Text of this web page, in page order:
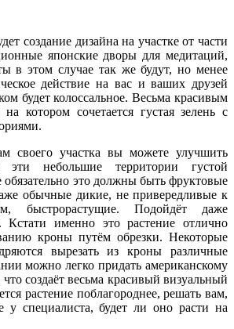
создание дизайна на участке от части
японские дворы для медитаций,
в этом случае так же будут, но менее
действие на вас и ваших друзей
будет колоссальное. Весьма красивым
на котором сочетается густая зелень с
своего участка вы можете улучшить
эти небольшие территории густой
обязательно это должны быть фруктовые
обычные дикие, не привередливые к
быстрорастущие. Подойдёт даже
Кстати именно это растение отлично
кроны путём обрезки. Некоторые
вырезать из кроны различные
можно легко придать американскому
создаёт весьма красивый визуальный
растение поблагороднее, решать вам,
у специалиста, будет ли оно расти на